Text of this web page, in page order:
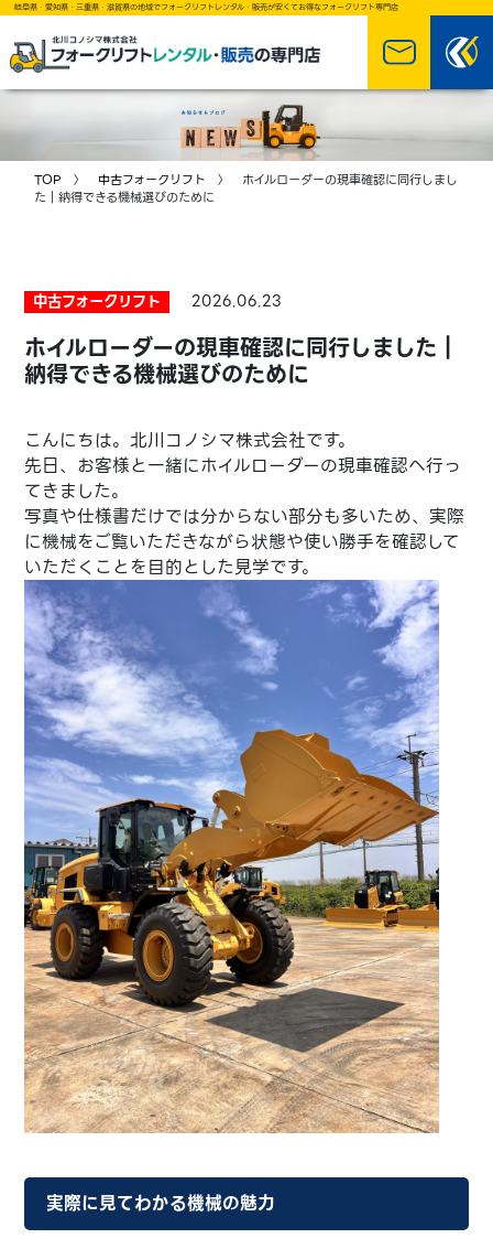
岐阜県・愛知県・三重県・滋賀県の地域でフォークリフトレンタル・販売が安くてお得なフォークリフト専門店
TOP 〉 中古フォークリフト 〉 ホイルローダーの現車確認に同行しまし
た｜納得できる機械選びのために
中古フォークリフト 2026.06.23
ホイルローダーの現車確認に同行しました｜
納得できる機械選びのために
こんにちは。北川コノシマ株式会社です。
先日、お客様と一緒にホイルローダーの現車確認へ行っ
てきました。
写真や仕様書だけでは分からない部分も多いため、実際
に機械をご覧いただきながら状態や使い勝手を確認して
いただくことを目的とした見学です。
実際に見てわかる機械の魅力